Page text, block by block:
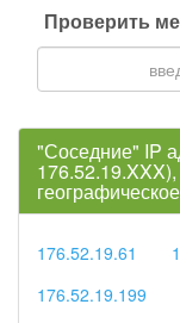
Проверить
"Соседние" IP
176.52.19.61
176.52.19.199